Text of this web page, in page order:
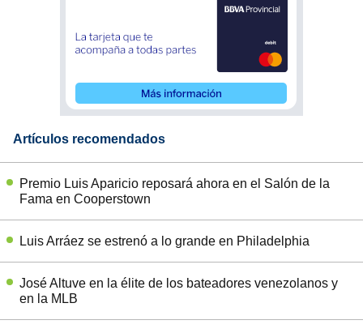
Artículos recomendados
Premio Luis Aparicio reposará ahora en el Salón de la
Fama en Cooperstown
Luis Arráez se estrenó a lo grande en Philadelphia
José Altuve en la élite de los bateadores venezolanos y
en la MLB